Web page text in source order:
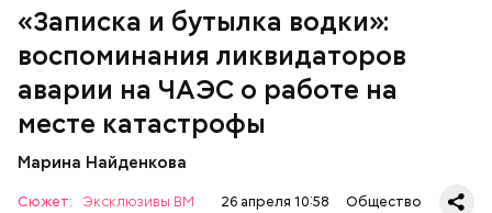
«Записка и бутылка водки»:
воспоминания ликвидаторов
аварии на ЧАЭС о работе на
месте катастрофы
Марина Найденкова
Сюжет: Эксклюзивы ВМ 26 апреля 10:58 Общество
транспорт. Привезли в полк. Построились. Сказали,
что произошло. Создали мобильный отряд. Через
несколько часов мы направились в сторону
Чернобыля, — вспоминает Макеев.